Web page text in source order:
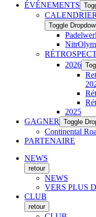
ÉVÉNEMENTS
Toggle
2026
2025
GAGNER
Toggle
Continental
PARTENAIRE
NEWS
retour
NEWS
VERS PLUS
CLUB
retour